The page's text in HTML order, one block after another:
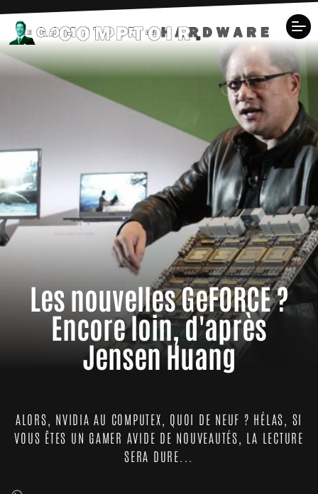
Les nouvelles GeFORCE ?
Encore loin, d'après
Jensen Huang
ALORS, NVIDIA AU COMPUTEX, QUOI DE NEUF ? HÉLAS, SI
VOUS ÊTES UN GAMER AVIDE DE NOUVEAUTÉS, LA LECTURE
SERA DURE...